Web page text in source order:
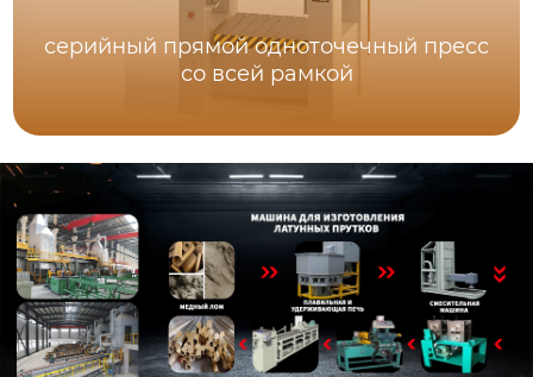
серийный прямой одноточечный пресс
со всей рамкой